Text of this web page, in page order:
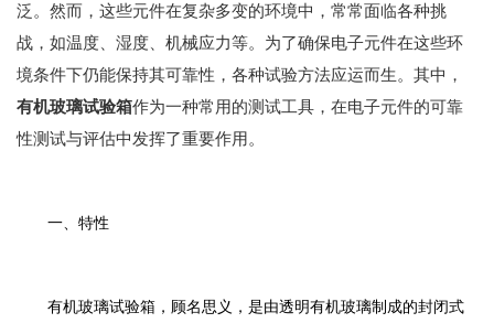
泛。然而，这些元件在复杂多变的环境中，常常面临各种挑
战，如温度、湿度、机械应力等。为了确保电子元件在这些环
境条件下仍能保持其可靠性，各种试验方法应运而生。其中，
有机玻璃试验箱作为一种常用的测试工具，在电子元件的可靠
性测试与评估中发挥了重要作用。
一、特性
有机玻璃试验箱，顾名思义，是由透明有机玻璃制成的封闭式